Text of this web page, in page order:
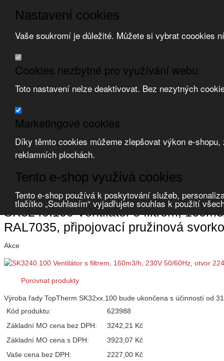
Nastavení cookies
Vaše soukromí je důležité. Můžete si vybrat coookies
Cookies nezbytné pro využívání webu
Toto nastavení nelze deaktivovat. Bez nezytných
Marketingové cookies
Díky těmto cookies můžeme zlepšovat výkon e-
reklamních plochách.
Tento e-shop využívá cookies
Tento e-shop používá k poskytování služeb,
tlačítko „Souhlasím“ vyjadřujete souhlas k použití
Přeskočit na hlavní obsah Přeskočit na doplňující obsah
Obchodní podmínky
Registrace
Zvolte měnu:
Přihlásit uživatele
Úvod Ventilátory, klimatizace ventilátory rozváděčové ventilátory
SK3240.100 Ventilátor s filtrem,
RAL7035, připojovací pružinová
Akce
Porovnat produkty
Výroba řady TopTherm SK32xx.100 bude ukončena s účinností od
Kód produktu:
623988
Základní MO cena bez DPH:
3242,21 Kč
Základní MO cena s DPH:
3923,07 Kč
Vaše cena bez DPH:
2227,00 Kč